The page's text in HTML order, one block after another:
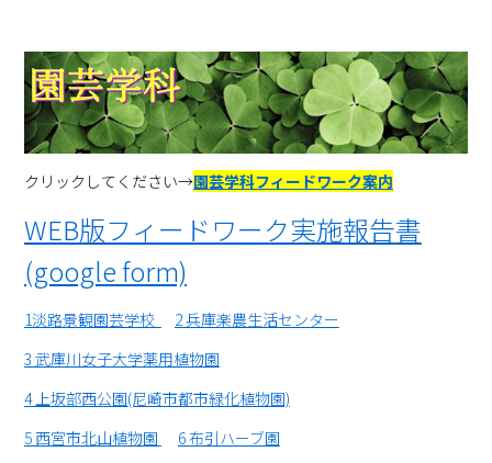
クリックしてください→園芸学科フィードワーク案内
WEB版フィードワーク実施報告書
(google form)
1淡路景観園芸学校
2 兵庫楽農生活センター
3 武庫川女子大学薬用植物園
4 上坂部西公園(尼崎市都市緑化植物園)
5 西宮市北山植物園
6 布引ハーブ園